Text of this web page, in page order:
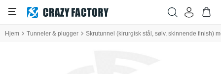
Hjem Tunneler & plugger Skrutunnel (kirurgisk stål, sølv, skinnende finish)